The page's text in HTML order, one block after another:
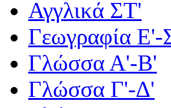
Αγγλικά ΣΤ'
Γεωγραφία
Γλώσσα Α'-Β'
Γλώσσα Γ'-Δ'